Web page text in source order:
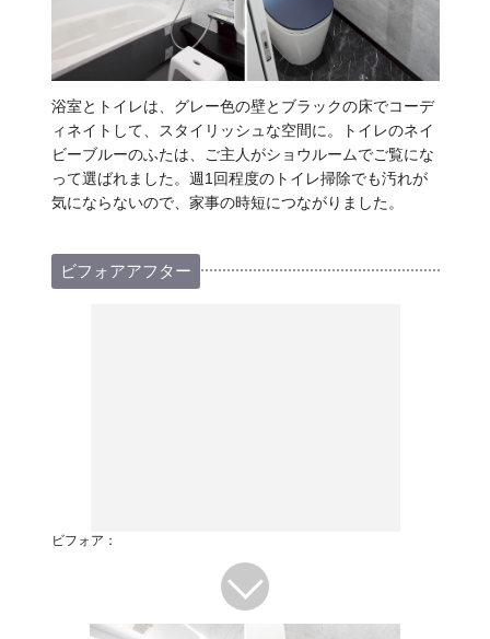
浴室とトイレは、グレー色の壁とブラックの床でコーデ
ィネイトして、スタイリッシュな空間に。トイレのネイ
ビーブルーのふたは、ご主人がショウルームでご覧にな
って選ばれました。週1回程度のトイレ掃除でも汚れが
気にならないので、家事の時短につながりました。
ビフォアアフター
ビフォア：